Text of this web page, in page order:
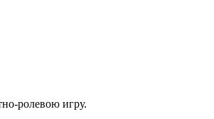
ролевою игру.